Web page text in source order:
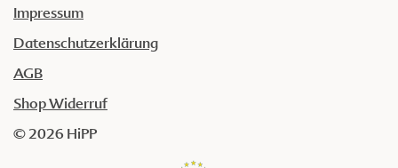
Impressum
Datenschutzerklärung
AGB
Shop Widerruf
© 2026 HiPP